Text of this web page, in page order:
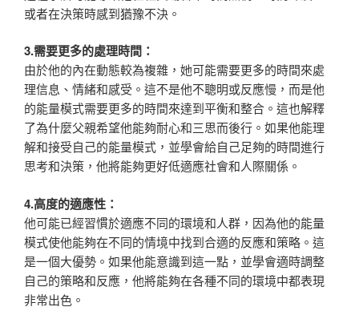
或者在決策時感到猶豫不決 。
3.需要更多的處理時間：
由於他的內在動態較為複雜，她可能需要更多的時間來處
理信息、情緒和感受。這不是他不聰明或反應慢，而是他
的能量模式需要更多的時間來達到平衡和整合。這也解釋
了為什麼父親希望他能夠耐心和三思而後行。如果他能理
解和接受自己的能量模式，並學會給自己足夠的時間進行
思考和決策，他將能夠更好低適應社會和人際關係。
4.高度的適應性：
他可能已經習慣於適應不同的環境和人群，因為他的能量
模式使他能夠在不同的情境中找到合適的反應和策略。這
是一個大優勢。如果他能意識到這一點，並學會適時調整
自己的策略和反應，他將能夠在各種不同的環境中都表現
非常出色。